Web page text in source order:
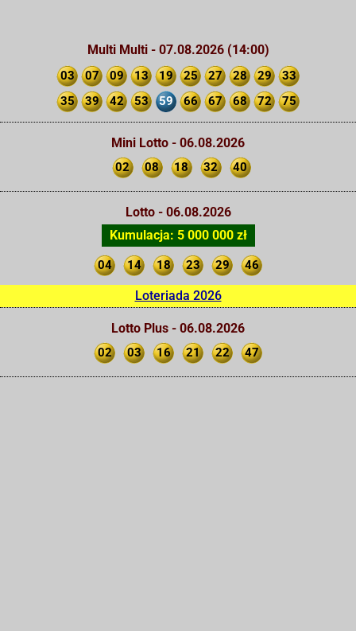
Multi Multi - 07.08.2026 (14:00)
03 07 09 13 19 25 27 28 29
33
35
39 42 53 59 66 67 68 72 75
Mini Lotto - 06.08.2026
02 08 18 32 40
Lotto - 06.08.2026
Kumulacja: 5 000 000 zł
04 14 18 23 29 46
Loteriada 2026
Lotto Plus - 06.08.2026
02 03 16 21 22 47